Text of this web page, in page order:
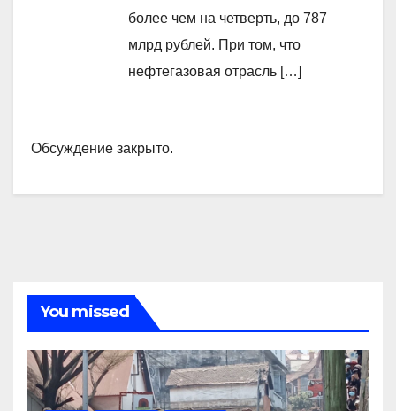
более чем на четверть, до 787
млрд рублей. При том, что
нефтегазовая отрасль […]
Обсуждение закрыто.
You missed